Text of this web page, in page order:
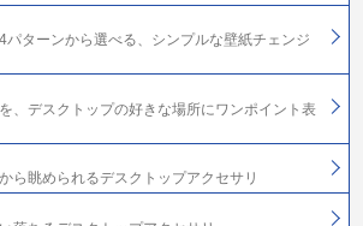
パターンから選べる、シンプルな壁紙チェンジ
、デスクトップの好きな場所にワンポイント表
ら眺められるデスクトップアクセサリ